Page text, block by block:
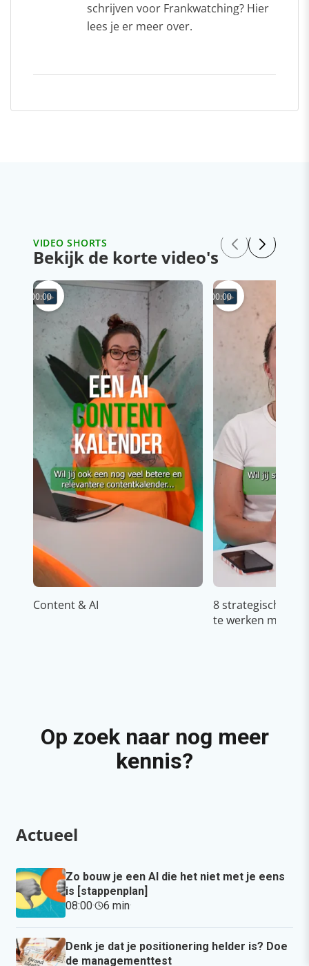
schrijven voor Frankwatching? Hier
lees je er meer over.
VIDEO SHORTS
Bekijk de korte video's
00:00
Content & AI
00:00
8 strategische
te werken met
Op zoek naar nog meer
kennis?
Actueel
Zo bouw je een AI die het niet met je eens
is [stappenplan]
08:00· 6 min·
Denk je dat je positionering helder is? Doe
de managementtest